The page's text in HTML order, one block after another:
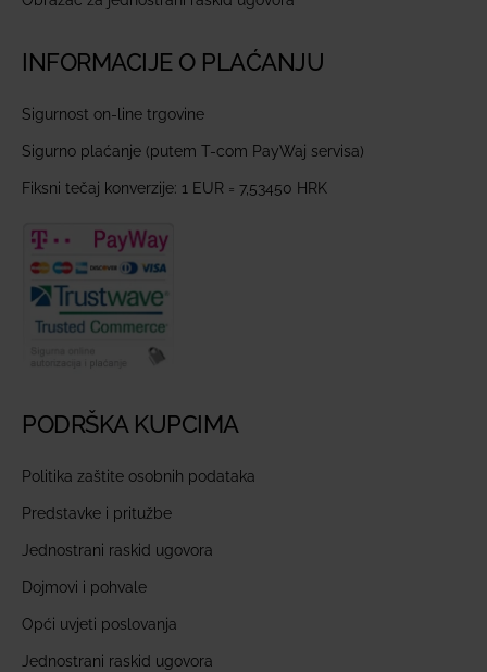
INFORMACIJE O PLAĆANJU
Sigurnost on-line trgovine
Sigurno plaćanje (putem T-com PayWaj servisa)
Fiksni tečaj konverzije: 1 EUR = 7,53450 HRK
PODRŠKA KUPCIMA
Politika zaštite osobnih podataka
Predstavke i pritužbe
Jednostrani raskid ugovora
Dojmovi i pohvale
Opći uvjeti poslovanja
Jednostrani raskid ugovora